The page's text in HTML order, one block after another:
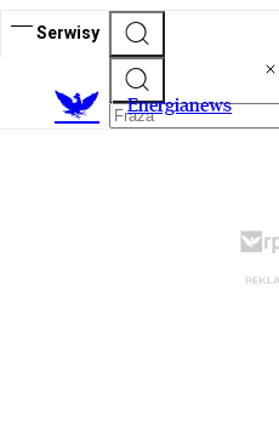
Serwisy
Energianews